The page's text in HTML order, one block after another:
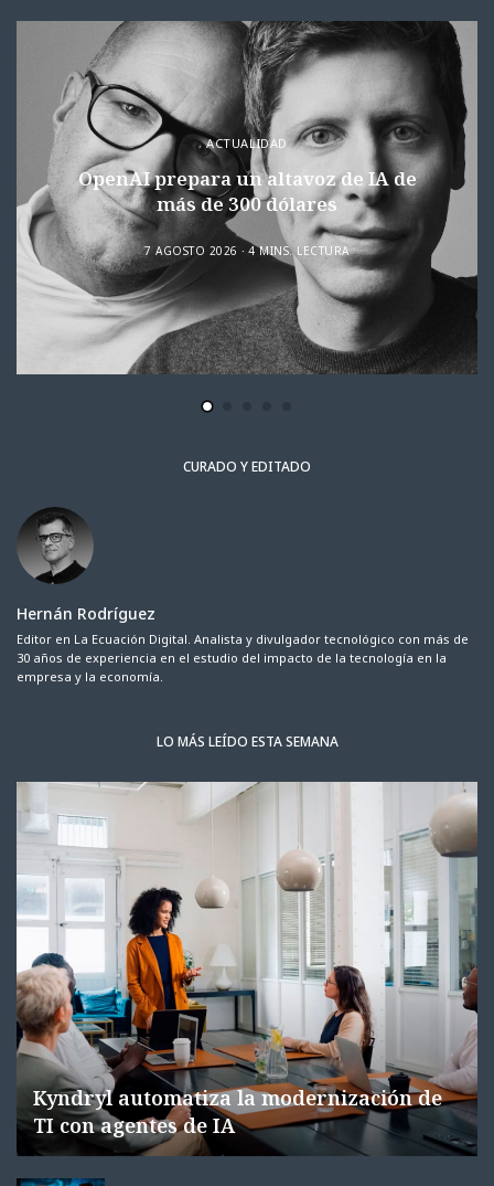
ACTUALIDAD
OpenAI prepara un altavoz de IA de
más de 300 dólares
7 AGOSTO 2026 4 MINS. LECTURA
CURADO Y EDITADO
Hernán Rodríguez
Editor en La Ecuación Digital. Analista y divulgador tecnológico con más de
30 años de experiencia en el estudio del impacto de la tecnología en la
empresa y la economía.
LO MÁS LEÍDO ESTA SEMANA
Kyndryl automatiza la modernización de
TI con agentes de IA